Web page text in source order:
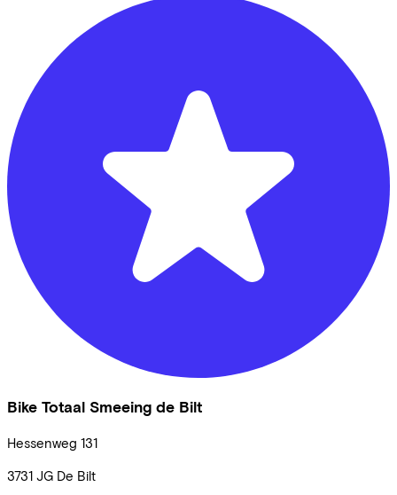
Bike Totaal Smeeing de Bilt
Hessenweg 131
3731 JG De Bilt